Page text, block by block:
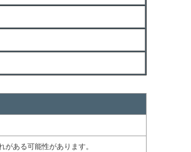
ある可能性があります。